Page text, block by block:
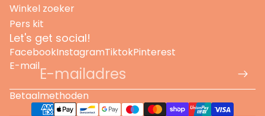
Winkel zoeker
Pers kit
Let's get social!
FacebookInstagramTiktokPinterest
E-mail
Betaalmethoden
Terugbetalingsbeleid
Privacybeleid
Algemene voorwaarden
Contactgegevens